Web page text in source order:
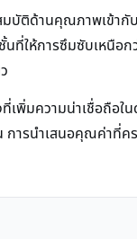
บัติด้านคุณภาพเข้า
ที่ให้การซึมซับเหนื
พิ่มความน่าเชื่อถือ
รนำเสนอคุณค่าที่ค